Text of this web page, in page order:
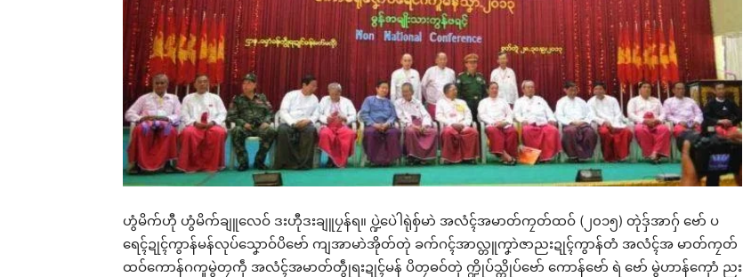
ဟွံမိက်ဟီု ဟွံမိက်ချူလေဝ် ဒးဟီုဒးချူပၠန်ရ။ ပ္ဍဲပေဲါရုဲစှ်မာဲ အလံၚ်အမာတ်ကၠတ်ထဝ် (၂၀၁၅) တုဲဒှ်အာဂှ် ဗော် ပ
ရေၚ်ဍုၚ်ကွာန်မန်လုပ်သၞောဝ်ပိဗော် ကျအာမာဲအိုတ်တုဲ ခက်ဂၚ်အာလ္တူကၞာဲဇာညးဍုၚ်ကွာန်တံ အလံၚ်အ မာတ်ကၠတ်
ထဝ်ကောန်ဂကူမွဲတၠကဵု အလံၚ်အမာတ်တွဵုရးဍုၚ်မန် ပိတၠဓဝ်တုဲ က္ဍိုပ်သ္ကိုပ်ဗော် ကောန်ဗော် ရဲ ဗော် မွဲဟာန်ကေုာံ ညး